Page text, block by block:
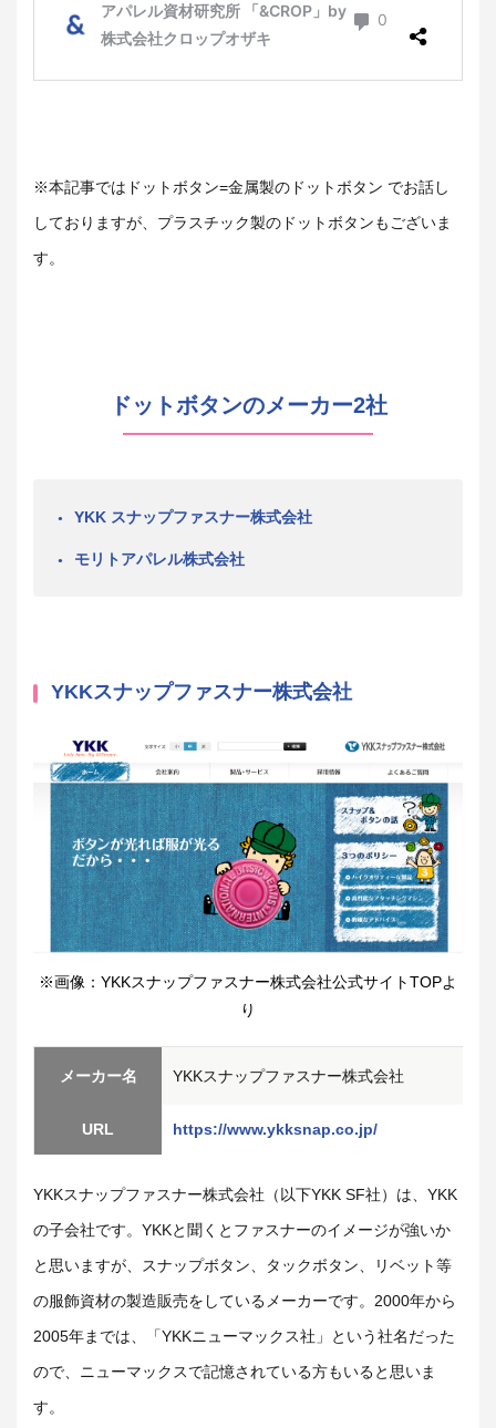
※本記事ではドットボタン=金属製のドットボタン でお話し
しておりますが、プラスチック製のドットボタンもございま
す。
ドットボタンのメーカー2社
YKK スナップファスナー株式会社
モリトアパレル株式会社
YKKスナップファスナー株式会社
※画像：YKKスナップファスナー株式会社公式サイトTOPよ
り
メーカー名 YKKスナップファスナー株式会社
URL https://www.ykksnap.co.jp/
YKKスナップファスナー株式会社（以下YKK SF社）は、YKK
の子会社です。YKKと聞くとファスナーのイメージが強いか
と思いますが、スナップボタン、タックボタン、リベット等
の服飾資材の製造販売をしているメーカーです。2000年から
2005年までは、「YKKニューマックス社」という社名だった
ので、ニューマックスで記憶されている方もいると思いま
す。